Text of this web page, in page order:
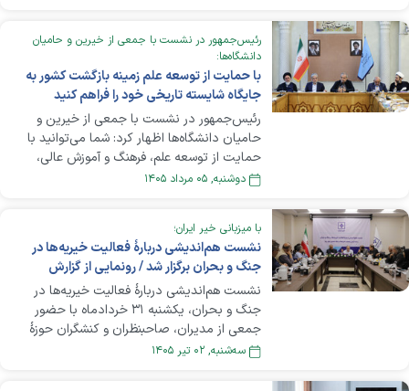
خواهد شد.
رئیس‌جمهور در نشست با جمعی از خیرین و حامیان
دانشگاه‌ها:
با حمایت از توسعه علم زمینه بازگشت کشور به
جایگاه شایسته تاریخی خود را فراهم کنید
رئیس‌جمهور در نشست با جمعی از خیرین و
حامیان دانشگاه‌ها اظهار کرد: شما می‌توانید با
حمایت از توسعه علم، فرهنگ و آموزش عالی،
زمینه بازگشت کشور به جایگاه شایسته تاریخی
مسیر توسعه علمی کشور، مسیری جمعی است و
دغدغه‌مندان پیشرفت ایران در این راه تنها
نیستند.
دوشنبه, ۰۵ مرداد ۱۴۰۵
با میزبانی خیر ایران؛
نشست هم‌اندیشی دربارۀ فعالیت خیریه‌ها در
جنگ و بحران برگزار شد / رونمایی از گزارش
فعالیت خیریه‌ها در جنگ تحمیلی چهل‌روزه
نشست هم‌اندیشی دربارۀ فعالیت خیریه‌ها در
جنگ و بحران، یکشنبه ۳۱ خردادماه با حضور
جمعی از مدیران، صاحبنظران و کنشگران حوزۀ
نیکوکاری و با همت مجموعۀ خیر ایران برگزار شد.
سه‌شنبه, ۰۲ تير ۱۴۰۵